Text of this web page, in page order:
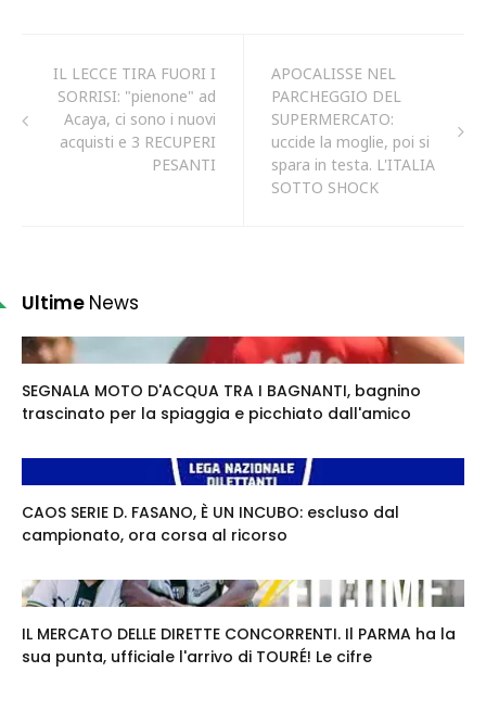
IL LECCE TIRA FUORI I
SORRISI: "pienone" ad
Acaya, ci sono i nuovi
acquisti e 3 RECUPERI
PESANTI
APOCALISSE NEL
PARCHEGGIO DEL
SUPERMERCATO:
uccide la moglie, poi si
spara in testa. L'ITALIA
SOTTO SHOCK
Ultime News
SEGNALA MOTO D'ACQUA TRA I BAGNANTI, bagnino
trascinato per la spiaggia e picchiato dall'amico
CAOS SERIE D. FASANO, È UN INCUBO: escluso dal
campionato, ora corsa al ricorso
IL MERCATO DELLE DIRETTE CONCORRENTI. Il PARMA ha la
sua punta, ufficiale l'arrivo di TOURÉ! Le cifre